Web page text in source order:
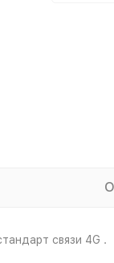
связи 4G .